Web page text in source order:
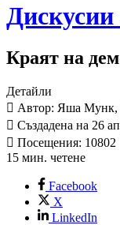
Краят на
Детайли
Автор: Яша Мунк,
Създадена на 26
Посещения: 10802
15 мин. четене
Facebook
X
LinkedIn